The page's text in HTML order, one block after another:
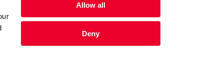
Allow all
Deny